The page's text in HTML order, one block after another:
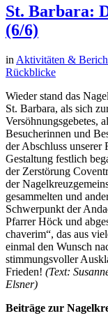
St. Barbara:
(6/6)
in Aktivitäten &
Rückblicke
Wieder stand das
St. Barbara, als sich
Versöhnungsgebetes,
Besucherinnen und
der Abschluss unserer
Gestaltung festlich
der Zerstörung
der
gesammelten und
Schwerpunkt der
Pfarrer Höck und
chaverim“, das aus
einmal den Wunsch
stimmungsvoller
Frieden! (Text:
Elsner)
Beiträge zur